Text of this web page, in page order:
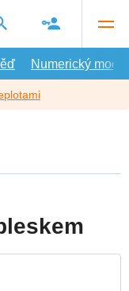
Numerický model